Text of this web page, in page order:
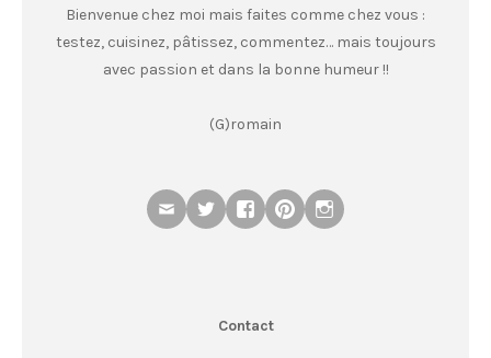
Bienvenue chez moi mais faites comme chez vous :
testez, cuisinez, pâtissez, commentez… mais toujours
avec passion et dans la bonne humeur !!
(G)romain
Contact